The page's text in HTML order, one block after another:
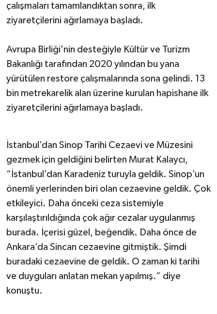
çalışmaları tamamlandıktan sonra, ilk
ziyaretçilerini ağırlamaya başladı.
Avrupa Birliği'nin desteğiyle Kültür ve Turizm
Bakanlığı tarafından 2020 yılından bu yana
yürütülen restore çalışmalarında sona gelindi. 13
bin metrekarelik alan üzerine kurulan hapishane ilk
ziyaretçilerini ağırlamaya başladı.
İstanbul’dan Sinop Tarihi Cezaevi ve Müzesini
gezmek için geldiğini belirten Murat Kalaycı,
“İstanbul’dan Karadeniz turuyla geldik. Sinop’un
önemli yerlerinden biri olan cezaevine geldik. Çok
etkileyici. Daha önceki ceza sistemiyle
karşılaştırıldığında çok ağır cezalar uygulanmış
burada. İçerisi güzel, beğendik. Daha önce de
Ankara’da Sincan cezaevine gitmiştik. Şimdi
buradaki cezaevine de geldik. O zaman ki tarihi
ve duyguları anlatan mekan yapılmış.” diye
konuştu.